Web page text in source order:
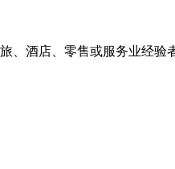
、酒店、零售或服务业经验